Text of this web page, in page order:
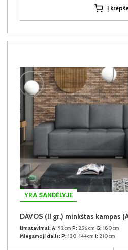
Į
YRA SANDĖLYJE
DAVOS (II gr.) minkštas kampas
Išmatavimai: A: 92cm P: 256cm G: 180cm
Miegamoji dalis: P: 130-144cm I: 210cm